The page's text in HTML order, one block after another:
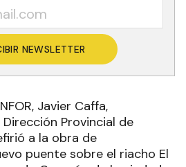
NEWSLETTER
Javier Caffa,
Provincial de
a la obra de
puente sobre el riacho El